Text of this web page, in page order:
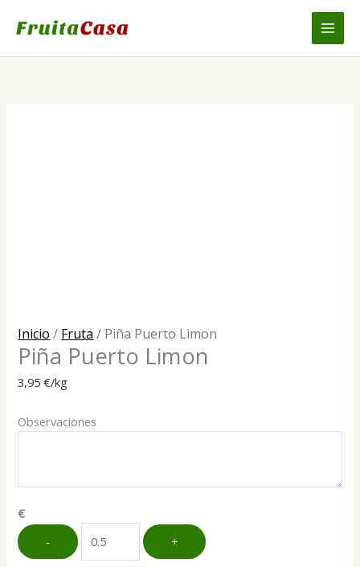
Inicio / Fruta / Piña Puerto Limon
Piña Puerto Limon
3,95€/kg
Observaciones
€
Piña
Puerto- +